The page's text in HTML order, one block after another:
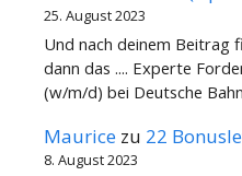
25. August 2023
Und nach deinem Beitrag
dann das .... Experte
(w/m/d) bei Deutsche
Maurice zu 22
8. August 2023